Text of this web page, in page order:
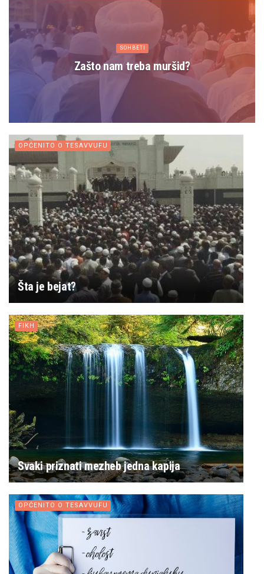
SOHBETI
Zašto nam treba muršid?
OPĆENITO O TESAVVUFU
Šta je bejat?
FIKH
Svaki priznati mezheb jedna kapija
OPĆENITO O TESAVVUFU